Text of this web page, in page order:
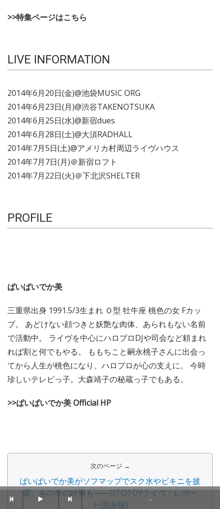
>>特集ページはこちら
LIVE INFORMATION
2014年6月20日(金)@池袋MUSIC ORG
2014年6月23日(月)@渋谷TAKENOTSUKA
2014年6月25日(水)@新宿dues
2014年6月28日(土)@大須RADHALL
2014年7月5日(土)@アメリカ村周辺ライヴハウス
2014年7月7日(月)＠新宿ロフト
2014年7月22日(火)＠下北沢SHELTER
PROFILE
ぱいぱいでか美
三重県出身 1991.5/3生まれ Ｏ型 牡牛座 桃色の女 Fカッ
プ。 あどけない顔つきと妖艶な肉体、あられもない名前
で活動中。 ライヴを中心にハロプロDJや司会など頼まれ
れば割と何でもやる。 ももちこと嗣永桃子さんに出会っ
てから人生が桃色になり、ハロプロが心の支えに。 今時
珍しいテレビっ子。大森靖子の秘蔵っ子でもある。
>>ぱいぱいでか美 Official HP
次のページ →
ぱいぱいでか美がソフマップでスク水やビキニを披
露、あの件の続報も——OTOTOYライヴ・レポー
ト(完全版)
--